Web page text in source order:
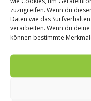
zuzugreifen. Wenn du
Daten wie das
verarbeiten. Wenn du
können bestimmte
Fleck
Kompott